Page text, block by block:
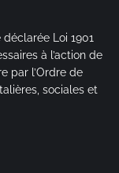
Loi 1901
à l’action de
par l’Ordre de
sociales et